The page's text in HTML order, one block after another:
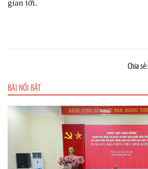
gian tới.
Chia sẻ:
BÀI NỔI BẬT